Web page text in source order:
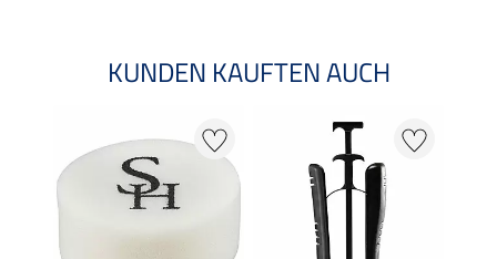
KUNDEN KAUFTEN AUCH